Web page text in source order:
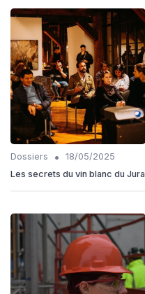
Dossiers •
18/05/2025
Les secrets du vin blanc du Jura